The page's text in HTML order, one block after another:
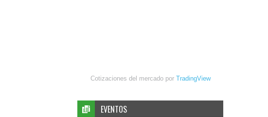
Cotizaciones del mercado por TradingView
EVENTOS